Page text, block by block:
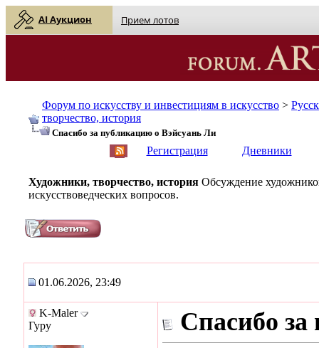
AI Аукцион Прием лотов
Форум по искусству и инвестициям в искусство >
творчество, история
Спасибо за публикацию о Вэйсуань Ли
Регистрация Дневники
Художники, творчество, история Обсуждение
искусствоведческих вопросов.
01.06.2026, 23:49
K-Maler
Гуру
Спасибо